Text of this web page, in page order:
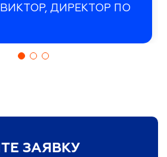
ДИРЕКТОР ПО
ЗАЯВКУ